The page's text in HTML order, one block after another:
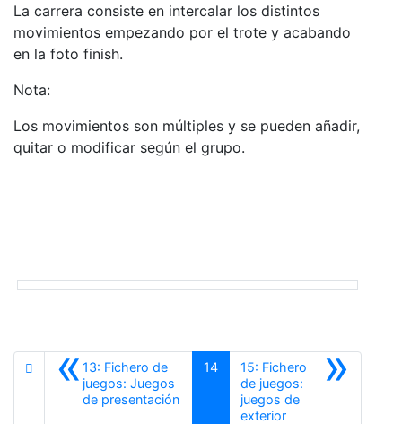
La carrera consiste en intercalar los distintos
movimientos empezando por el trote y acabando
en la foto finish.
Nota:
Los movimientos son múltiples y se pueden añadir,
quitar o modificar según el grupo.
«13: Fichero de
juegos: Juegos
de presentaciónAnterior
14 »
15: Fichero
de juegos:
juegos de
exteriorSiguiente